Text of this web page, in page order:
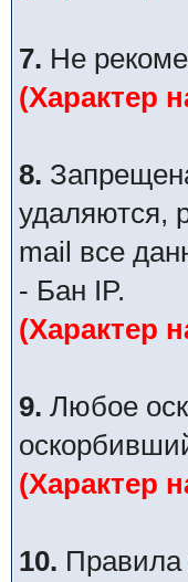
7. Не
(Характер
8.
удаляются,
mail все
- Бан IP.
(Характер
9. Любое
(Характер
10.